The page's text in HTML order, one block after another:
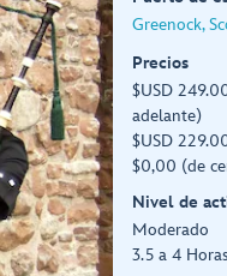
Greenock,
Precios
$USD
adelante)
$USD
$0,00 (de
Nivel de
Moderado
3.5 a 4 Horas